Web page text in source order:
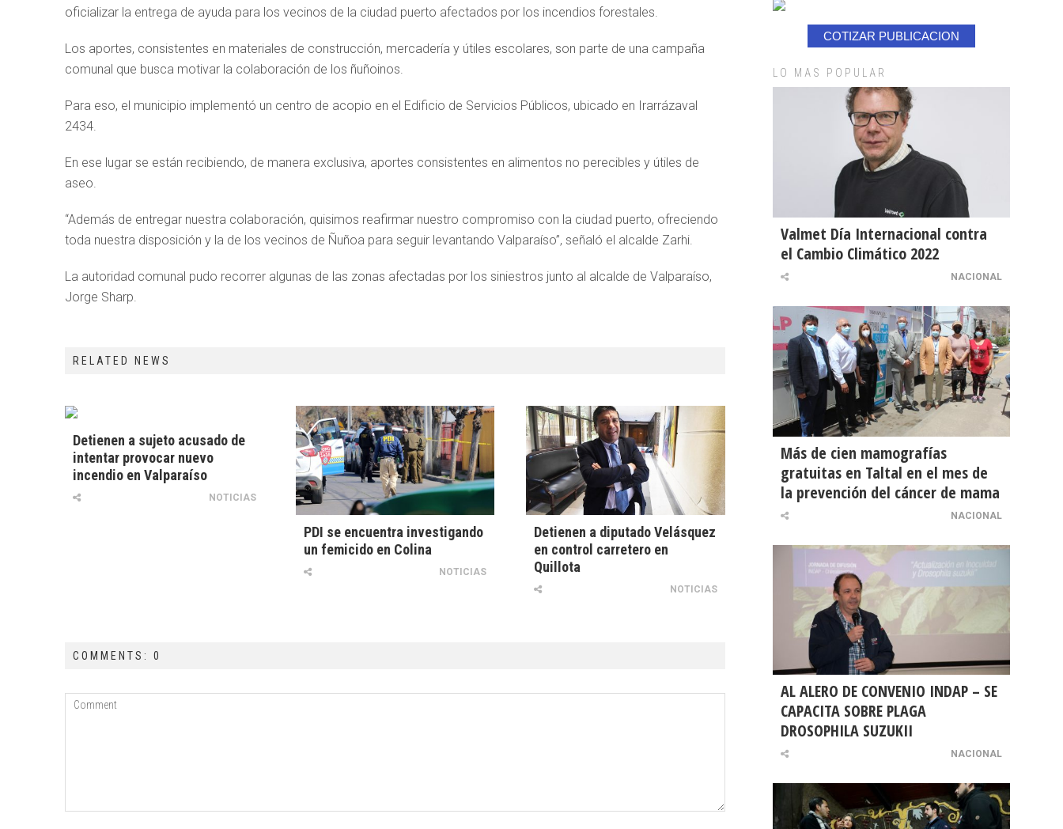
oficializar la entrega de ayuda para los vecinos de la ciudad puerto afectados por los incendios forestales.
Los aportes, consistentes en materiales de construcción, mercadería y útiles escolares, son parte de una campaña
comunal que busca motivar la colaboración de los ñuñoinos.
Para eso, el municipio implementó un centro de acopio en el Edificio de Servicios Públicos, ubicado en Irarrázaval
2434.
En ese lugar se están recibiendo, de manera exclusiva, aportes consistentes en alimentos no perecibles y útiles de
aseo.
“Además de entregar nuestra colaboración, quisimos reafirmar nuestro compromiso con la ciudad puerto, ofreciendo
toda nuestra disposición y la de los vecinos de Ñuñoa para seguir levantando Valparaíso”, señaló el alcalde Zarhi.
La autoridad comunal pudo recorrer algunas de las zonas afectadas por los siniestros junto al alcalde de Valparaíso,
Jorge Sharp.
RELATED NEWS
Detienen a sujeto acusado de
intentar provocar nuevo
incendio en Valparaíso
NOTICIAS
PDI se encuentra investigando
un femicido en Colina
NOTICIAS
Detienen a diputado Velásquez
en control carretero en
Quillota
NOTICIAS
COMMENTS: 0
COTIZAR PUBLICACION
LO MAS POPULAR
Valmet Día Internacional contra
el Cambio Climático 2022
NACIONAL
Más de cien mamografías
gratuitas en Taltal en el mes de
la prevención del cáncer de mama
NACIONAL
AL ALERO DE CONVENIO INDAP – SE
CAPACITA SOBRE PLAGA
DROSOPHILA SUZUKII
NACIONAL